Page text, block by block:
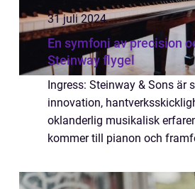
31 juli 2024
En symfoni av precision
Steinway flygel
Ingress: Steinway & Sons är
innovation,
oklanderlig musikalisk
kommer till pianon och